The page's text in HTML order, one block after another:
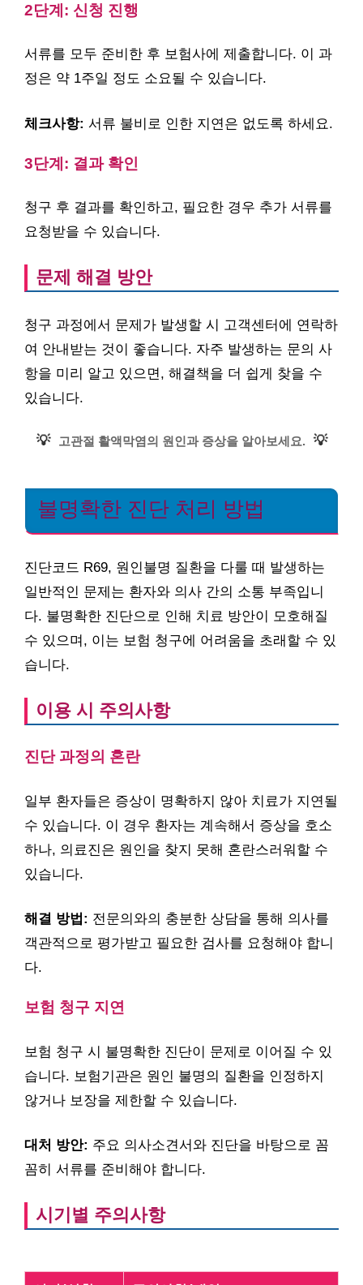
2단계: 신청 진행
서류를 모두 준비한 후 보험사에 제출합니다. 이 과
정은 약 1주일 정도 소요될 수 있습니다.
체크사항: 서류 불비로 인한 지연은 없도록 하세요.
3단계: 결과 확인
청구 후 결과를 확인하고, 필요한 경우 추가 서류를
요청받을 수 있습니다.
문제 해결 방안
청구 과정에서 문제가 발생할 시 고객센터에 연락하
여 안내받는 것이 좋습니다. 자주 발생하는 문의 사
항을 미리 알고 있으면, 해결책을 더 쉽게 찾을 수
있습니다.
💡 고관절 활액막염의 원인과 증상을 알아보세요. 💡
불명확한 진단 처리 방법
진단코드 R69, 원인불명 질환을 다룰 때 발생하는
일반적인 문제는 환자와 의사 간의 소통 부족입니
다. 불명확한 진단으로 인해 치료 방안이 모호해질
수 있으며, 이는 보험 청구에 어려움을 초래할 수 있
습니다.
이용 시 주의사항
진단 과정의 혼란
일부 환자들은 증상이 명확하지 않아 치료가 지연될
수 있습니다. 이 경우 환자는 계속해서 증상을 호소
하나, 의료진은 원인을 찾지 못해 혼란스러워할 수
있습니다.
해결 방법: 전문의와의 충분한 상담을 통해 의사를
객관적으로 평가받고 필요한 검사를 요청해야 합니
다.
보험 청구 지연
보험 청구 시 불명확한 진단이 문제로 이어질 수 있
습니다. 보험기관은 원인 불명의 질환을 인정하지
않거나 보장을 제한할 수 있습니다.
대처 방안: 주요 의사소견서와 진단을 바탕으로 꼼
꼼히 서류를 준비해야 합니다.
시기별 주의사항